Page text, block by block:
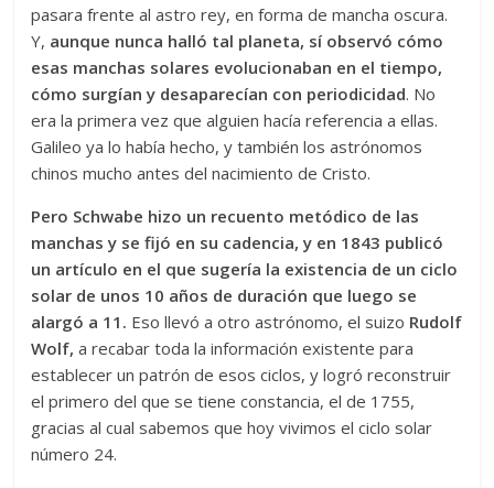
pasara frente al astro rey, en forma de mancha oscura.
Y, aunque nunca halló tal planeta, sí observó cómo
esas manchas solares evolucionaban en el tiempo,
cómo surgían y desaparecían con periodicidad. No
era la primera vez que alguien hacía referencia a ellas.
Galileo ya lo había hecho, y también los astrónomos
chinos mucho antes del nacimiento de Cristo.
Pero Schwabe hizo un recuento metódico de las
manchas y se fijó en su cadencia, y en 1843 publicó
un artículo en el que sugería la existencia de un ciclo
solar de unos 10 años de duración que luego se
alargó a 11. Eso llevó a otro astróno­mo, el suizo Rudolf
Wolf, a recabar toda la información existente para
establecer un patrón de esos ciclos, y logró reconstruir
el primero del que se tiene constancia, el de 1755,
gracias al cual sa­­bemos que hoy vivimos el ciclo solar
número 24.